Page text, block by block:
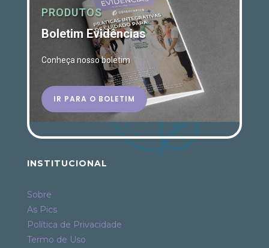
PRODUTOS
Boletim Evidências
Conheça nosso boletim
IR PARA O BOLETIM
INSTITUCIONAL
Sobre
As Pics
Política de Privacidade
Termo de Uso